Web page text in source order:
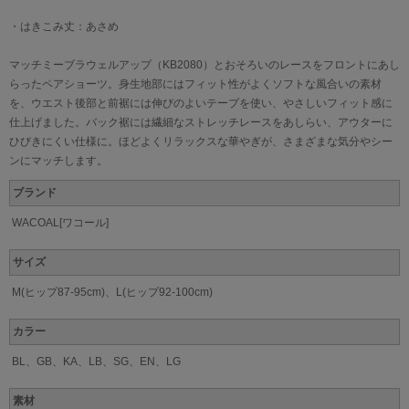
・はきこみ丈：あさめ
マッチミーブラウェルアップ（KB2080）とおそろいのレースをフロントにあし
らったペアショーツ。身生地部にはフィット性がよくソフトな風合いの素材
を、ウエスト後部と前裾には伸びのよいテープを使い、やさしいフィット感に
仕上げました。バック裾には繊細なストレッチレースをあしらい、アウターに
ひびきにくい仕様に。ほどよくリラックスな華やぎが、さまざまな気分やシー
ンにマッチします。
ブランド
WACOAL[ワコール]
サイズ
M(ヒップ87-95cm)、L(ヒップ92-100cm)
カラー
BL、GB、KA、LB、SG、EN、LG
素材